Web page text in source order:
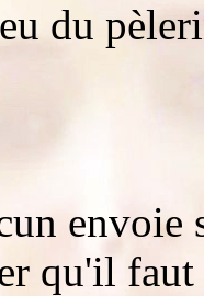
du
qu'il